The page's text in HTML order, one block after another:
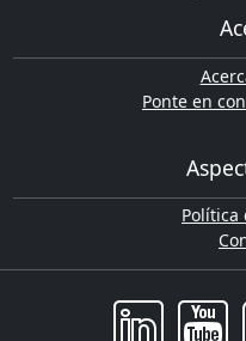
Ponte en
Política